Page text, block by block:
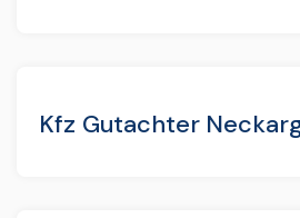
Kfz Gutachter